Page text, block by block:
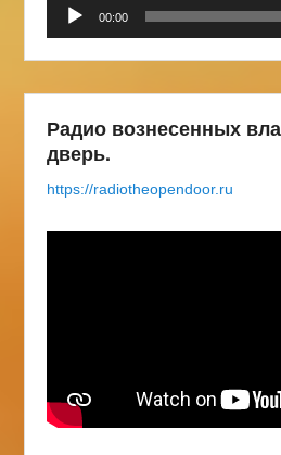
00:00
Радио вознесенных
дверь.
https://radiotheopendoor.ru